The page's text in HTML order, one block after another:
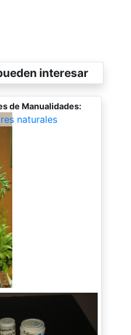
interesar
de Manualidades:
naturales